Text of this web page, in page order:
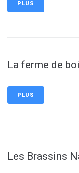
PLUS
La ferme de
PLUS
Les Brassins